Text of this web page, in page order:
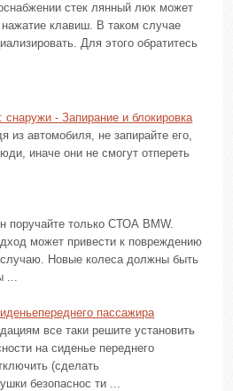
стек лянный люк может
нажатие клавиш. В таком случае
Для этого обратитесь
- Запирание и блокировка
из автомобиля, не запирайте его,
иначе они не смогут отпереть
поручайте только СТОА BMW.
может привести к повреждению
случаю. Новые колеса должны быть
...
пассажира
все таки решите установить
на сиденье переднего
(сделать
безопаснос ти ...